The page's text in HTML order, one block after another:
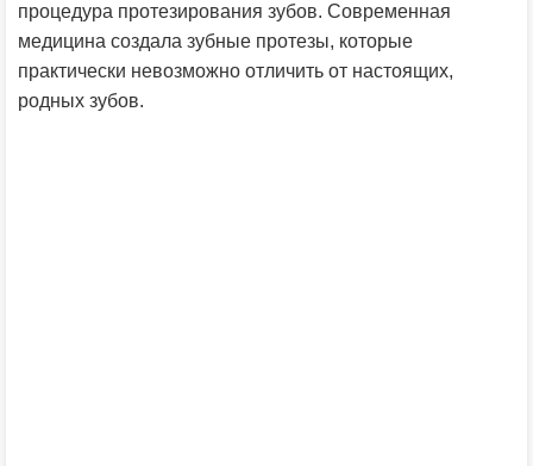
процедура протезирования зубов. Современная
медицина создала зубные протезы, которые
практически невозможно отличить от настоящих,
родных зубов.